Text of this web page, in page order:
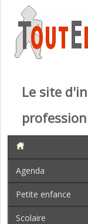
Le site
Agenda
Petite enfance
Scolaire